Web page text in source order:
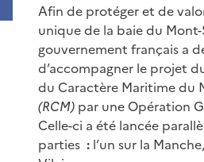
Afin de protéger et de
unique de la baie du
gouvernement français a
d’accompagner le projet
du Caractère Maritime du
(RCM) par une Opération
Celle-ci a été lancée
parties : l’un sur la